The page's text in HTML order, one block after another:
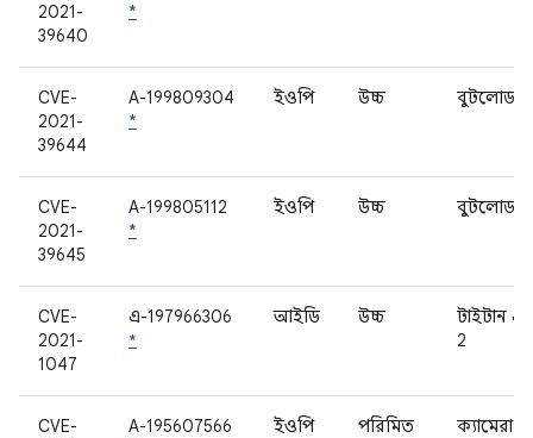
2021-
39640
*
CVE-
2021-
39644
A-199809304
*
ইওপি উচ্চ বুটলোডার
CVE-
2021-
39645
A-199805112
*
ইওপি উচ্চ বুটলোডার
CVE-
2021-
1047
এ-197966306
*
আইডি উচ্চ
টাইটান এম
2
CVE-
A-195607566
ইওপি পরিমিত ক্যামেরা